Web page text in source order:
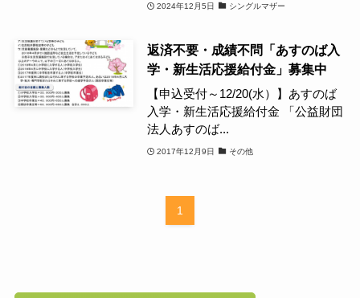
2024年12月5日 シングルマザー
返済不要・成績不問「あすのば入
学・新生活応援給付金」募集中
【申込受付～12/20(水）】あすのば
入学・新生活応援給付金 「公益財団
法人あすのば...
2017年12月9日 その他
1